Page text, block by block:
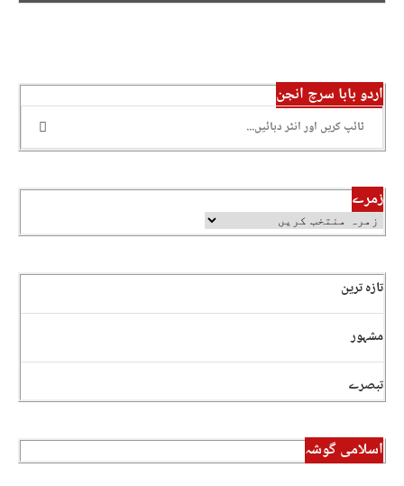
اردو بابا سرچ انجن
زمرے
تازہ ترین
مشہور
تبصرے
اسلامی گوشہ